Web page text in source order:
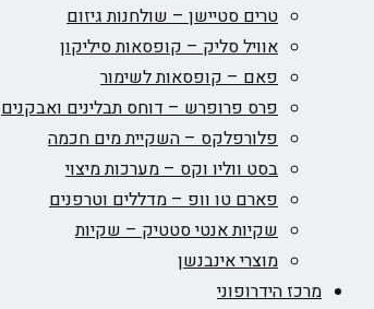
טרים סטיישן – שולחנות גיזום
אוויל סליק – קופסאות סיליקון
פאם – קופסאות לשימור
פרס פרופרש – דוחס תבלינים ואבקנים
פלורפלקס – השקיית מים חכמה
בסט ווליו וקס – מערכות מיצוי
פארם טו וופ – מדללים וטרפנים
שקיות אנטי סטטיק – שקיות
מוצרי אינבנשן
מרכז הידרופוני